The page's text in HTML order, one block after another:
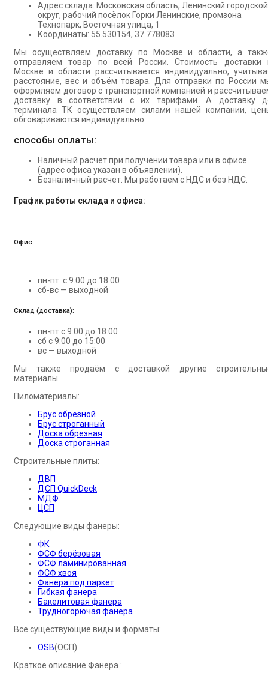
Адрес склада: Московская область, Ленинский городской
округ, рабочий посёлок Горки Ленинские, промзона
Технопарк, Восточная улица, 1
Координаты: 55.530154, 37.778083
Мы осуществляем доставку по Москве и области, а
отправляем товар по всей России. Стоимость доставки
Москве и области рассчитывается индивидуально,
расстояние, вес и объём товара. Для отправки по России
оформляем договор с транспортной компанией и
доставку в соответствии с их тарифами. А доставку
терминала ТК осуществляем силами нашей компании,
обговариваются индивидуально.
способы оплаты:
Наличный расчет при получении товара или в офисе
(адрес офиса указан в объявлении).
Безналичный расчет. Мы работаем с НДС и без НДС.
График работы склада и офиса:
Офис:
пн-пт. с 9.00 до 18:00
сб-вс — выходной
Склад (доставка):
пн-пт с 9:00 до 18:00
сб с 9:00 до 15:00
вс — выходной
Мы также продаём с доставкой другие
материалы.
Пиломатериалы:
Брус обрезной
Брус строганный
Доска обрезная
Доска строганная
Строительные плиты:
ДВП
ДСП QuickDeck
МДФ
ЦСП
Следующие виды фанеры:
ФК
ФСФ берёзовая
ФСФ ламинированная
ФСФ хвоя
Фанера под паркет
Гибкая фанера
Бакелитовая фанера
Трудногорючая фанера
Все существующие виды и форматы:
OSB(ОСП)
Краткое описание Фанера :